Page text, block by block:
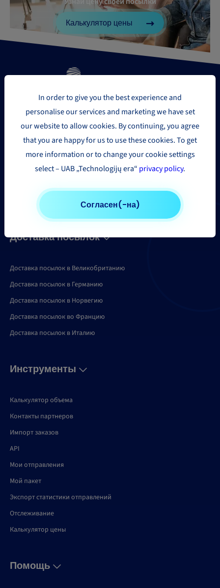
Калькулятор цены
Регионы доставки
Европа
США и Канадa
Другие страны
Доставка посылок
Доставка посылок в Великобританию
Доставка посылок в Германию
Доставка посылок в Норвегию
Доставка посылок во Францию
Доставка посылок в Италию
Инструменты
Калькулятор объема
Контакты партнеров
Импорт заказов
API
Мои отправления
Мой пакет
Экспорт статистики отправлений
Отслеживание
Калькулятор цены
Помощь
In order to give you the best experience and
personalise our services and marketing we have set
our website to allow cookies. By continuing, you agree
that you are happy for us to use these cookies. To get
more information or to change your cookie settings
select – UAB „Technologijų era“ privacy policy.
Согласен(-на)